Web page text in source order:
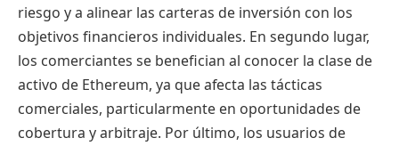
riesgo y a alinear las carteras de inversión con los
objetivos financieros individuales. En segundo lugar,
los comerciantes se benefician al conocer la clase de
activo de Ethereum, ya que afecta las tácticas
comerciales, particularmente en oportunidades de
cobertura y arbitraje. Por último, los usuarios de